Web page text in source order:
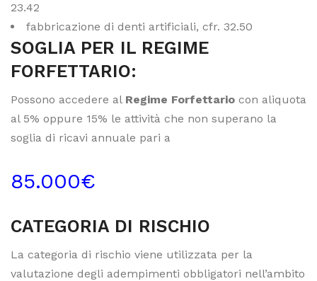
23.42
fabbricazione di denti artificiali, cfr. 32.50
SOGLIA PER IL REGIME
FORFETTARIO:
Possono accedere al Regime Forfettario con aliquota
al 5% oppure 15% le attività che non superano la
soglia di ricavi annuale pari a
85.000€
CATEGORIA DI RISCHIO
La categoria di rischio viene utilizzata per la
valutazione degli adempimenti obbligatori nell’ambito